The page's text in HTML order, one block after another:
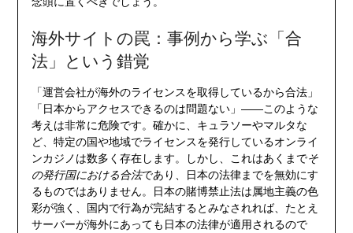
海外サイトの罠：事例から学ぶ「合
法」という錯覚
「運営会社が海外のライセンスを取得しているから合法」
「日本からアクセスできるのは問題ない」――このような
考えは非常に危険です。確かに、キュラソーやマルタな
ど、特定の国や地域でライセンスを発行しているオンライ
ンカジノは数多く存在します。しかし、これはあくまでそ
の発行国における合法であり、日本の法律までを無効にす
るものではありません。日本の賭博禁止法は属地主義の色
彩が強く、国内で行為が完結するとみなされれば、たとえ
サーバーが海外にあっても日本の法律が適用されるので